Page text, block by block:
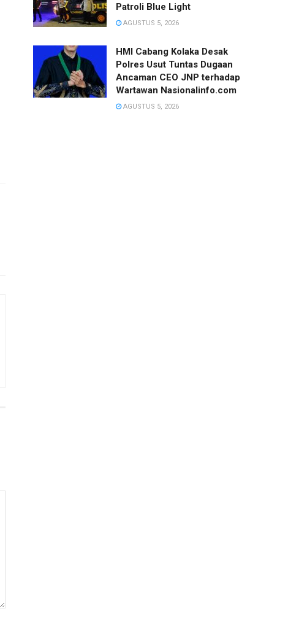
Patroli Blue Light
AGUSTUS 5, 2026
HMI Cabang Kolaka Desak
Polres Usut Tuntas Dugaan
Ancaman CEO JNP terhadap
Wartawan Nasionalinfo.com
AGUSTUS 5, 2026